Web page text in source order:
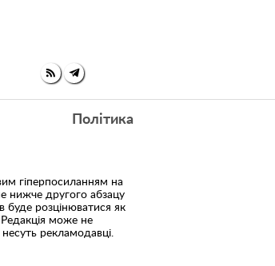
Політика
гіперпосиланням на
нижче другого абзацу
буде розцінюватися як
може не
рекламодавці.